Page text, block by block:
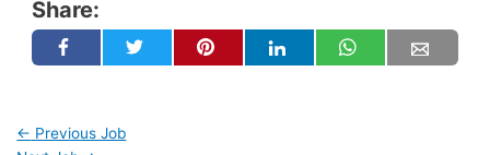
Share:
← Previous Job